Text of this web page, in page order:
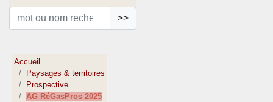
>>
Accueil
Paysages & territoires
Prospective
AG RéGasPros 2025